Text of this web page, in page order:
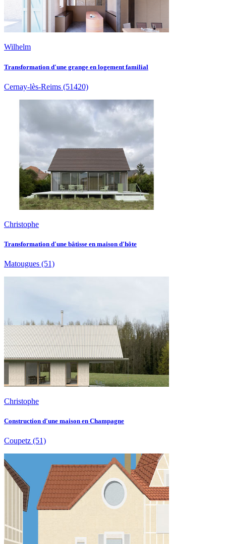
Wilhelm
Transformation d'une grange en logement familial
Cernay-lès-Reims (51420)
Christophe
Transformation d'une bâtisse en maison d'hôte
Matougues (51)
Christophe
Construction d'une maison en Champagne
Coupetz (51)